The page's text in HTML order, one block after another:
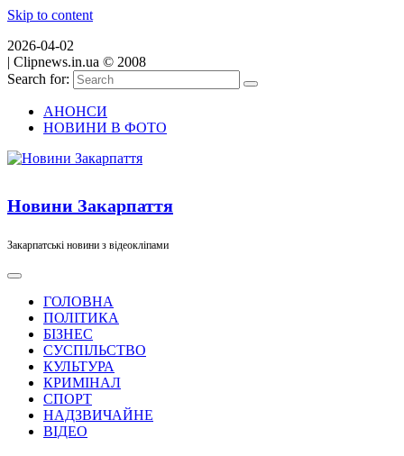
Skip to content
2026-04-02
| Clipnews.in.ua © 2008
Search for:
АНОНСИ
НОВИНИ В ФОТО
Новини Закарпаття
Закарпатські новини з відеокліпами
ГОЛОВНА
ПОЛІТИКА
БІЗНЕС
СУСПІЛЬСТВО
КУЛЬТУРА
КРИМІНАЛ
СПОРТ
НАДЗВИЧАЙНЕ
ВІДЕО